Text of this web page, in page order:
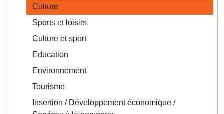
Culture
Sports et loisirs
Culture et sport
Education
Environnement
Tourisme
Insertion / Développement économique /